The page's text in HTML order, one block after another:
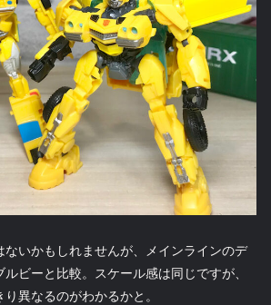
ないかもしれませんが、メインラインのデ
ビーと比較。スケール感は同じですが、
異なるのがわかるかと。